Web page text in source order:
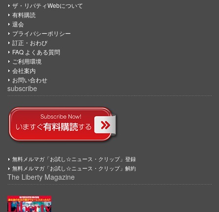
ザ・リバティWebについて
有料購読
退会
プライバシーポリシー
訂正・おわび
FAQ よくある質問
ご利用環境
会社案内
お問い合わせ
subscribe
無料メルマガ「お試し☆ニュース・クリップ」登録
無料メルマガ「お試し☆ニュース・クリップ」解約
The Liberty Magazine